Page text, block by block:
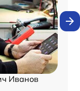
Иванов